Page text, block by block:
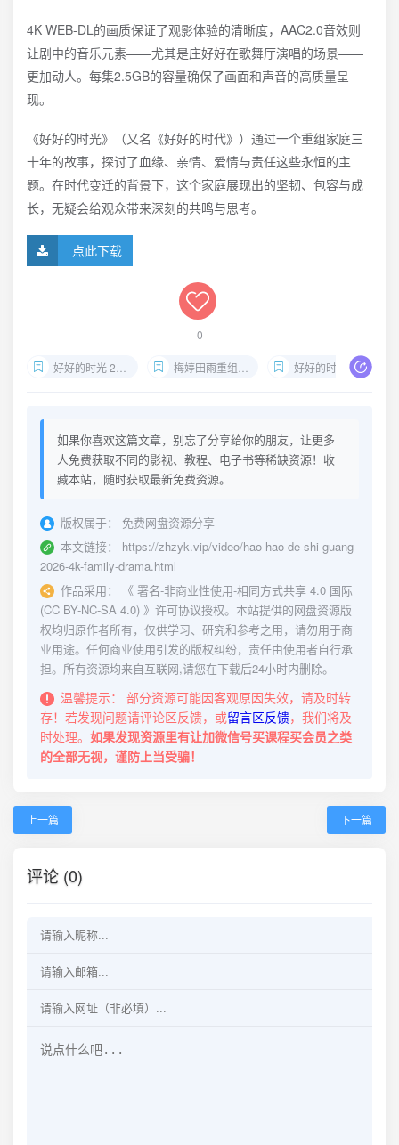
4K WEB-DL的画质保证了观影体验的清晰度，AAC2.0音效则
让剧中的音乐元素——尤其是庄好好在歌舞厅演唱的场景——
更加动人。每集2.5GB的容量确保了画面和声音的高质量呈
现。
《好好的时光》（又名《好好的时代》）通过一个重组家庭三
十年的故事，探讨了血缘、亲情、爱情与责任这些永恒的主
题。在时代变迁的背景下，这个家庭展现出的坚韧、包容与成
长，无疑会给观众带来深刻的共鸣与思考。
点此下载
0
好好的时光 2026 4K下载 梅婷田雨重组家庭剧 好好的时代电视剧全集
如果你喜欢这篇文章，别忘了分享给你的朋友，让更多
人免费获取不同的影视、教程、电子书等稀缺资源！收
藏本站，随时获取最新免费资源。
版权属于：
免费网盘资源分享
本文链接：
https://zhzyk.vip/video/hao-hao-de-shi-guang-
2026-4k-family-drama.html
作品采用：
《 署名-非商业性使用-相同方式共享 4.0 国际
(CC BY-NC-SA 4.0) 》许可协议授权。本站提供的网盘资源版
权均归原作者所有，仅供学习、研究和参考之用，请勿用于商
业用途。任何商业使用引发的版权纠纷，责任由使用者自行承
担。所有资源均来自互联网,请您在下载后24小时内删除。
温馨提示：
部分资源可能因客观原因失效，请及时转
存！若发现问题请评论区反馈，或留言区反馈，我们将及
时处理。 如果发现资源里有让加微信号买课程买会员之类
的全部无视，谨防上当受骗！
上一篇 下一篇
评论 (0)